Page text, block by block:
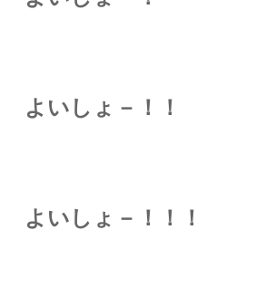
よいしょ－！！
よいしょ－！！！